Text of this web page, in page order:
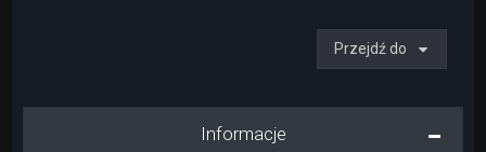
Przejdź do
Informacje